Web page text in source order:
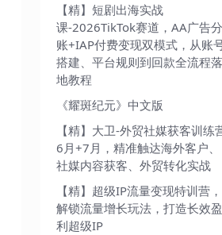
【精】短剧出海实战
课-2026TikTok赛道，AA广告分
账+IAP付费变现双模式，从账
搭建、平台规则到回款全流程落
地教程
《耀斑纪元》中文版
【精】大卫-外贸社媒获客训练
6月+7月，精准触达海外客户、
社媒内容获客、外贸转化实战
【精】超级IP流量变现特训营，
解锁流量增长玩法，打造长效盈
利超级IP